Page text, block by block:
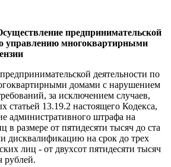
предпринимательской
управлению многоквартирными
деятельности по
домами с нарушением
за исключением случаев,
статьей 13.19.2 настоящего Кодекса,
административного штрафа на
в размере от пятидесяти тысяч до ста
дисквалификацию на срок до трех
лиц - от двухсот пятидесяти тысяч
рублей.